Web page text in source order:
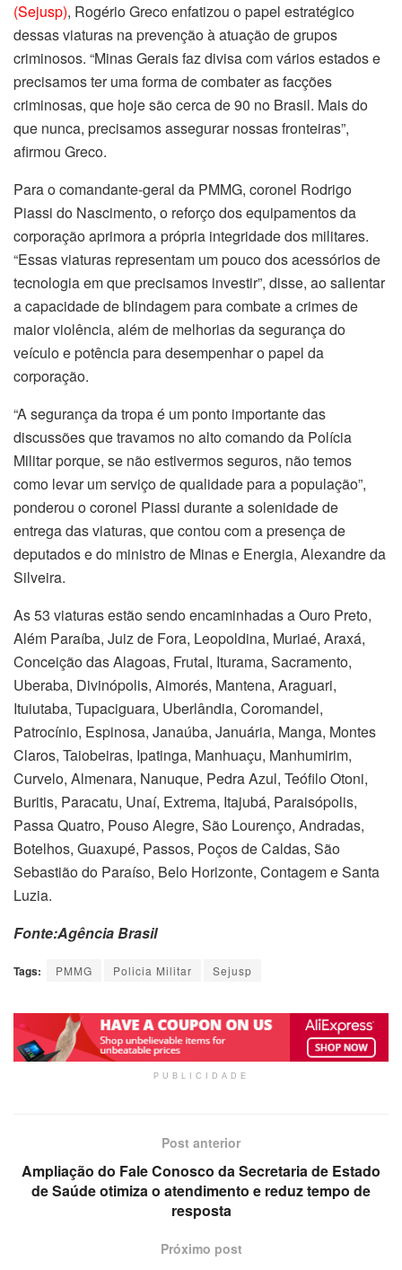
(Sejusp), Rogério Greco enfatizou o papel estratégico
dessas viaturas na prevenção à atuação de grupos
criminosos. “Minas Gerais faz divisa com vários estados e
precisamos ter uma forma de combater as facções
criminosas, que hoje são cerca de 90 no Brasil. Mais do
que nunca, precisamos assegurar nossas fronteiras”,
afirmou Greco.
Para o comandante-geral da PMMG, coronel Rodrigo
Piassi do Nascimento, o reforço dos equipamentos da
corporação aprimora a própria integridade dos militares.
“Essas viaturas representam um pouco dos acessórios de
tecnologia em que precisamos investir”, disse, ao salientar
a capacidade de blindagem para combate a crimes de
maior violência, além de melhorias da segurança do
veículo e potência para desempenhar o papel da
corporação.
“A segurança da tropa é um ponto importante das
discussões que travamos no alto comando da Polícia
Militar porque, se não estivermos seguros, não temos
como levar um serviço de qualidade para a população”,
ponderou o coronel Piassi durante a solenidade de
entrega das viaturas, que contou com a presença de
deputados e do ministro de Minas e Energia, Alexandre da
Silveira.
As 53 viaturas estão sendo encaminhadas a Ouro Preto,
Além Paraíba, Juiz de Fora, Leopoldina, Muriaé, Araxá,
Conceição das Alagoas, Frutal, Iturama, Sacramento,
Uberaba, Divinópolis, Aimorés, Mantena, Araguari,
Ituiutaba, Tupaciguara, Uberlândia, Coromandel,
Patrocínio, Espinosa, Janaúba, Januária, Manga, Montes
Claros, Taiobeiras, Ipatinga, Manhuaçu, Manhumirim,
Curvelo, Almenara, Nanuque, Pedra Azul, Teófilo Otoni,
Buritis, Paracatu, Unaí, Extrema, Itajubá, Paraisópolis,
Passa Quatro, Pouso Alegre, São Lourenço, Andradas,
Botelhos, Guaxupé, Passos, Poços de Caldas, São
Sebastião do Paraíso, Belo Horizonte, Contagem e Santa
Luzia.
Fonte:Agência Brasil
Tags: PMMG Policia Militar Sejusp
PUBLICIDADE
Post anterior
Ampliação do Fale Conosco da Secretaria de Estado
de Saúde otimiza o atendimento e reduz tempo de
resposta
Próximo post